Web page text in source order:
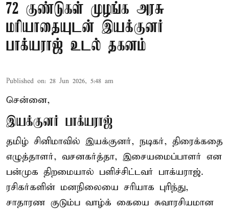
72 குண்டுகள் முழங்க அரசு
மரியாதையுடன் இயக்குனர்
பாக்யராஜ் உடல் தகனம்
Published on: 28 Jun 2026, 5:48 am
சென்னை,
இயக்குனர் பாக்யராஜ்
தமிழ் சினிமாவில் இயக்குனர், நடிகர், திரைக்கதை
எழுத்தாளர், வசனகர்த்தா, இசையமைப்பாளர் என
பன்முக திறமையால் பளிச்சிட்டவர் பாக்யராஜ்.
ரசிகர்களின் மனநிலையை சரியாக புரிந்து,
சாதாரண குடும்ப வாழ்க் கையை சுவாரசியமான